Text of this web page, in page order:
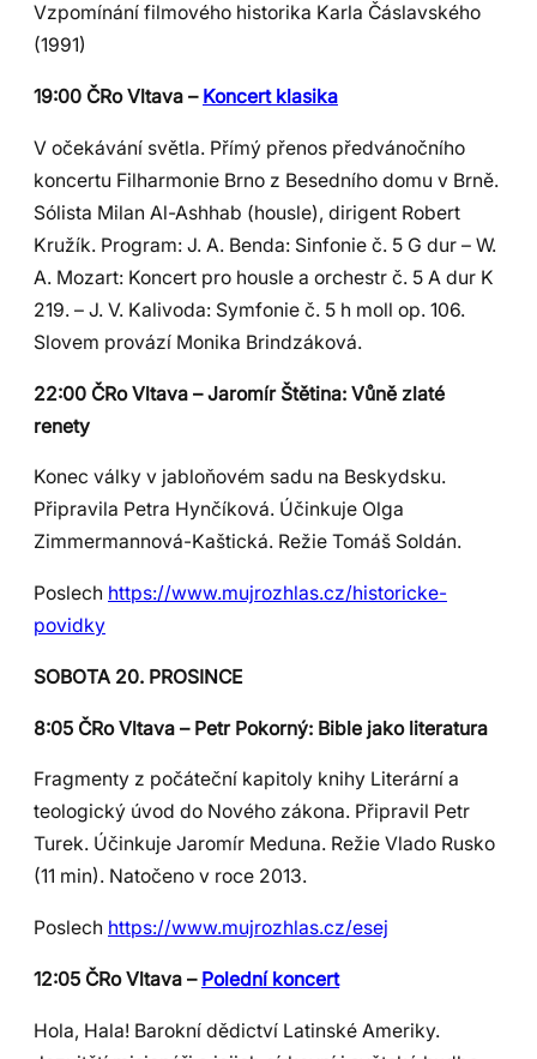
Vzpomínání filmového historika Karla Čáslavského
(1991)
19:00 ČRo Vltava – Koncert klasika
V očekávání světla. Přímý přenos předvánočního
koncertu Filharmonie Brno z Besedního domu v Brně.
Sólista Milan Al-Ashhab (housle), dirigent Robert
Kružík. Program: J. A. Benda: Sinfonie č. 5 G dur – W.
A. Mozart: Koncert pro housle a orchestr č. 5 A dur K
219. – J. V. Kalivoda: Symfonie č. 5 h moll op. 106.
Slovem provází Monika Brindzáková.
22:00 ČRo Vltava – Jaromír Štětina: Vůně zlaté
renety
Konec války v jabloňovém sadu na Beskydsku.
Připravila Petra Hynčíková. Účinkuje Olga
Zimmermannová-Kaštická. Režie Tomáš Soldán.
Poslech https://www.mujrozhlas.cz/historicke-
povidky
SOBOTA 20. PROSINCE
8:05 ČRo Vltava – Petr Pokorný: Bible jako literatura
Fragmenty z počáteční kapitoly knihy Literární a
teologický úvod do Nového zákona. Připravil Petr
Turek. Účinkuje Jaromír Meduna. Režie Vlado Rusko
(11 min). Natočeno v roce 2013.
Poslech https://www.mujrozhlas.cz/esej
12:05 ČRo Vltava – Polední koncert
Hola, Hala! Barokní dědictví Latinské Ameriky.